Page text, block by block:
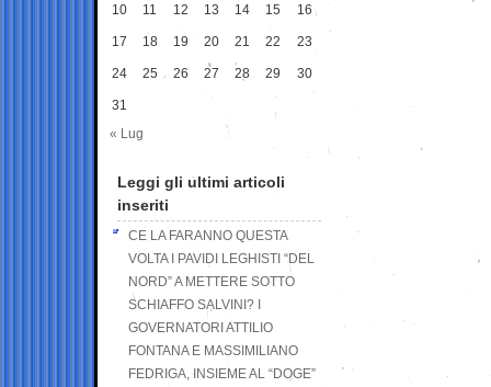
10 11 12 13 14 15 16
17 18 19 20 21 22 23
24 25 26 27 28 29 30
31
« Lug
Leggi gli ultimi articoli
inseriti
CE LA FARANNO QUESTA
VOLTA I PAVIDI LEGHISTI “DEL
NORD” A METTERE SOTTO
SCHIAFFO SALVINI? I
GOVERNATORI ATTILIO
FONTANA E MASSIMILIANO
FEDRIGA, INSIEME AL “DOGE”